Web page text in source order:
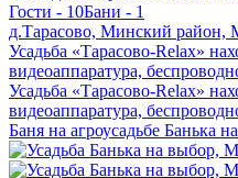
Гости - 10Бани - 1
д.Тарасово, Минский район,
Усадьба «Тарасово-Relax»
видеоаппаратура,
Усадьба «Тарасово-Relax»
видеоаппаратура,
Баня на агроусадьбе Банька